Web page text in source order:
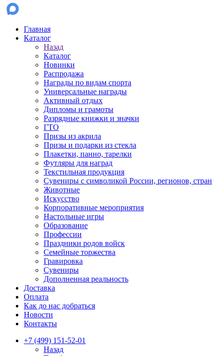
Главная
Каталог
Назад
Каталог
Новинки
Распродажа
Награды по видам спорта
Универсальные награды
Активный отдых
Дипломы и грамоты
Разрядные книжки и значки
ГТО
Призы из акрила
Призы и подарки из стекла
Плакетки, панно, тарелки
Футляры для наград
Текстильная продукция
Сувениры с символикой России, регионов, стран
Животные
Искусство
Корпоративные мероприятия
Настольные игры
Образование
Профессии
Праздники родов войск
Семейные торжества
Гравировка
Сувениры
Дополненная реальность
Доставка
Оплата
Как до нас добраться
Новости
Контакты
+7 (499) 151-52-01
Назад